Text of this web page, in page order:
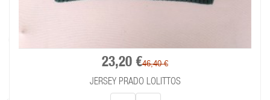
23,20 €46,40 €
JERSEY PRADO LOLITTOS